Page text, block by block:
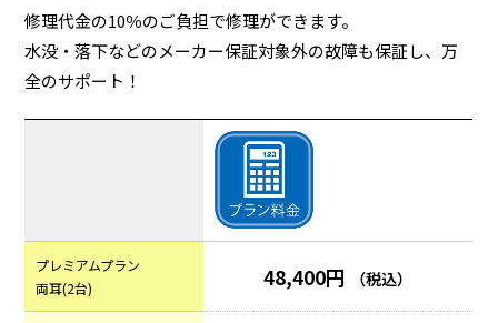
修理代金の10％のご負担で修理ができます。
水没・落下などのメーカー保証対象外の故障も保証し、万
全のサポート！
プレミアムプラン
両耳(2台)
48,400円 （税込）